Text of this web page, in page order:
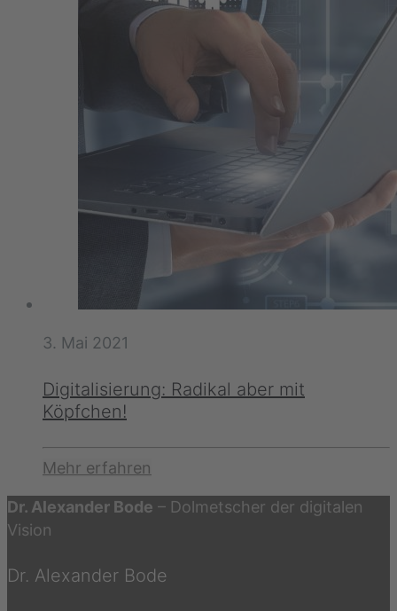
3. Mai 2021
Digitalisierung: Radikal aber mit
Köpfchen!
Mehr erfahren
Dr. Alexander Bode – Dolmetscher der digitalen
Vision
Dr. Alexander Bode